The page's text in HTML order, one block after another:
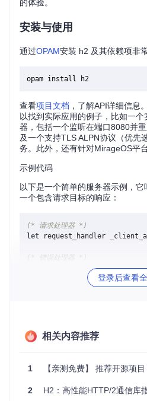
的体验。
安装与使用
通过OPAM安装 h2 及其依赖项非
查看项目文档 ，了解API详细信息
以找到实际应用的例子，比如一
器，包括一个监听在端口8080并
及一个支持TLS ALPN协议（优先
务。此外，还有针对MirageOS平
示例代码
以下是一个简单的服务器示例，它
一个包含请求目标的响应：
(* 请求处理器 *)
let request_handler
(* 错误处理器 *)
error_handler
      ?config:
None
      ~request_handler
(* 在本地主机的8080端口启动服
let listen_address = Unix.(
_server =
登录后查看
相关内容推荐
1 【亲测免费】 推荐开源项目：H2
2 H2：高性能HTTP/2通信库